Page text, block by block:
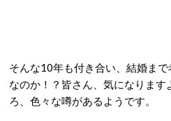
そんな10年も付き合い、結婚ま
なのか！？皆さん、気になります
ろ、色々な噂があるようです。